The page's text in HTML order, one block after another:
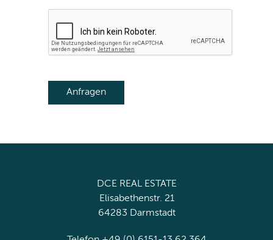
DCE REAL ESTATE
Elisabethenstr. 21
64283 Darmstadt